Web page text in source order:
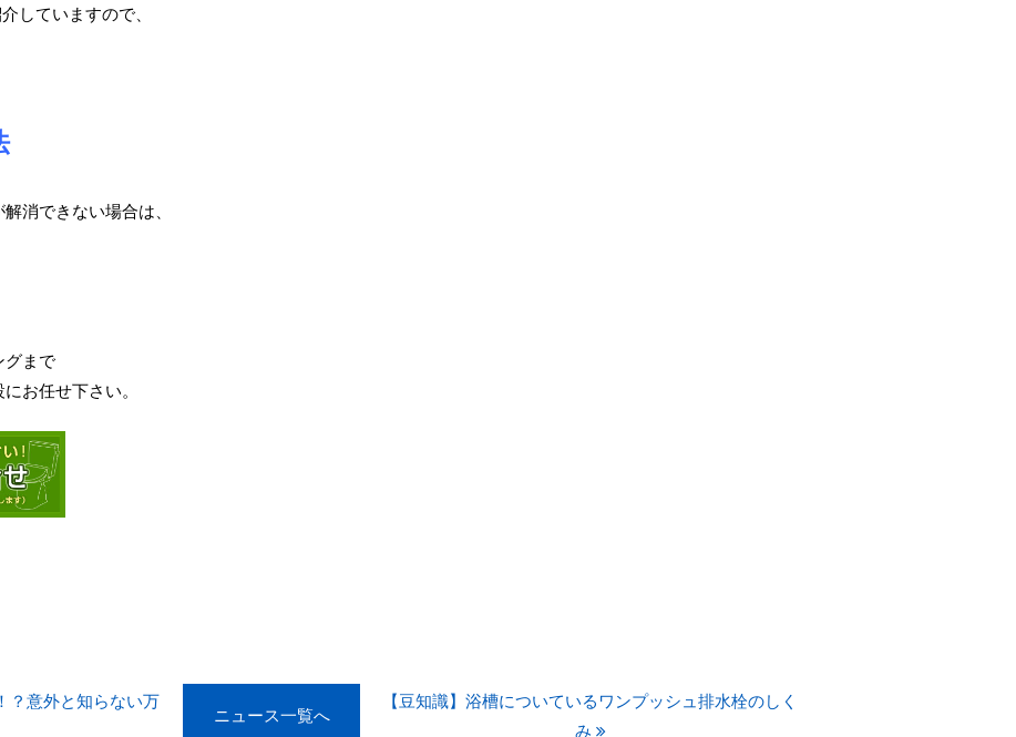
していますので、
消できない場合は、
グまで
お任せ下さい。
？意外と知らない万
ニュース一覧へ
【豆知識】浴槽についているワンプッシュ排水栓のしく
み